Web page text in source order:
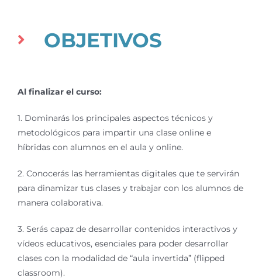
OBJETIVOS
Al finalizar el curso:
1. Dominarás los principales aspectos técnicos y
metodológicos para impartir una clase online e
híbridas con alumnos en el aula y online.
2. Conocerás las herramientas digitales que te servirán
para dinamizar tus clases y trabajar con los alumnos de
manera colaborativa.
3. Serás capaz de desarrollar contenidos interactivos y
vídeos educativos, esenciales para poder desarrollar
clases con la modalidad de “aula invertida” (flipped
classroom).